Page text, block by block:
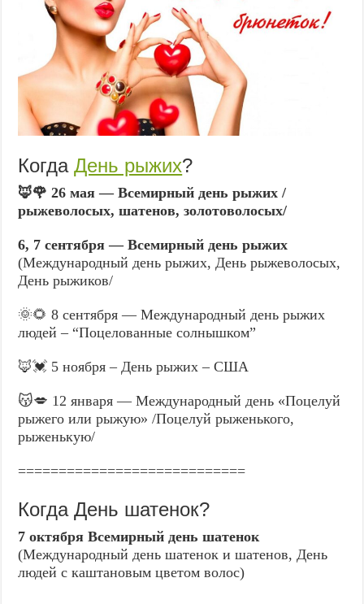
КогдаДень рыжих?
🦊🌹 26 мая — Всемирный день рыжих /
рыжеволосых, шатенов, золотоволосых/
6, 7 сентября — Всемирный день рыжих
(Международный день рыжих, День рыжеволосых,
День рыжиков/
🌞🌻 8 сентября — Международный день рыжих
людей – “Поцелованные солнышком”
🦊💓 5 ноября – День рыжих – США
😽💋 12 января — Международный день «Поцелуй
рыжего или рыжую» /Поцелуй рыженького,
рыженькую/
============================
Когда День шатенок?
7 октября Всемирный день шатенок
(Международный день шатенок и шатенов, День
людей с каштановым цветом волос)